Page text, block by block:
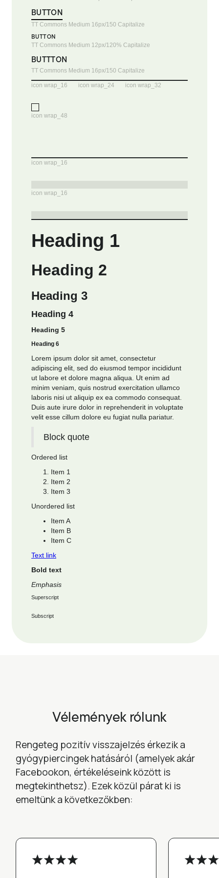
BUTTON
TT Commons Medium 16px/150 Capitalize
BUTTON
TT Commons Medium 12px/120% Capitalize
BUTTTON
TT Commons Medium 16px/150 Capitalize
icon wrap_16 icon wrap_24 icon wrap_32
icon wrap_48
icon wrap_16
icon wrap_16
Heading 1
Heading 2
Heading 3
Heading 4
Heading 5
Heading 6
Lorem ipsum dolor sit amet, consectetur
adipiscing elit, sed do eiusmod tempor incididunt
ut labore et dolore magna aliqua. Ut enim ad
minim veniam, quis nostrud exercitation ullamco
laboris nisi ut aliquip ex ea commodo consequat.
Duis aute irure dolor in reprehenderit in voluptate
velit esse cillum dolore eu fugiat nulla pariatur.
Block quote
Ordered list
Item 1
Item 2
Item 3
Unordered list
Item A
Item B
Item C
Text link
Bold text
Emphasis
Superscript
Subscript
Vélemények rólunk
Rengeteg pozitív visszajelzés érkezik a
gyógypiercingek hatásáról (amelyek akár
Facebookon, értékeléseink között is
megtekinthetsz). Ezek közül párat ki is
emeltünk a következőkben: